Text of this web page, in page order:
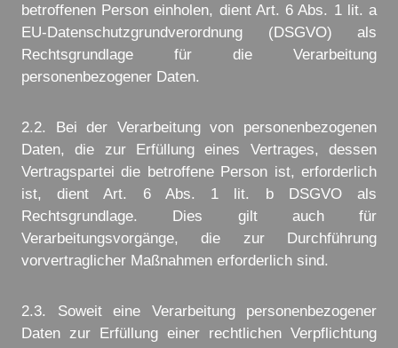
betroffenen Person einholen, dient Art. 6 Abs. 1 lit. a
EU-Datenschutzgrundverordnung (DSGVO) als
Rechtsgrundlage für die Verarbeitung
personenbezogener Daten.
2.2. Bei der Verarbeitung von personenbezogenen
Daten, die zur Erfüllung eines Vertrages, dessen
Vertragspartei die betroffene Person ist, erforderlich
ist, dient Art. 6 Abs. 1 lit. b DSGVO als
Rechtsgrundlage. Dies gilt auch für
Verarbeitungsvorgänge, die zur Durchführung
vorvertraglicher Maßnahmen erforderlich sind.
2.3. Soweit eine Verarbeitung personenbezogener
Daten zur Erfüllung einer rechtlichen Verpflichtung